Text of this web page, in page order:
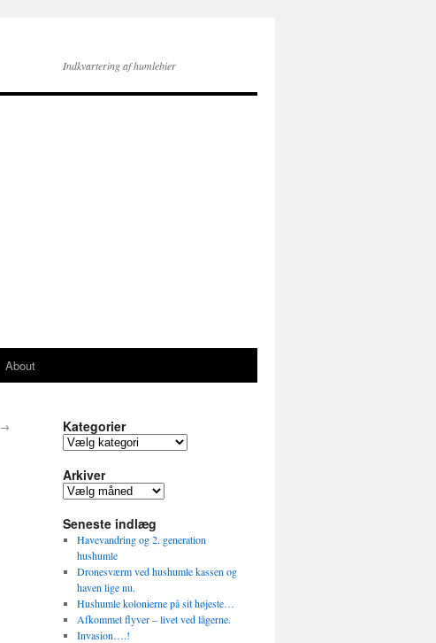
Indkvartering af humlebier
About
→ Kategorier
Kategorier
Arkiver
Arkiver
Seneste indlæg
Havevandring og 2. generation
hushumle
Dronesværm ved hushumle kassen og
haven lige nu.
Hushumle kolonierne på sit højeste…
Afkommet flyver – livet ved lågerne.
Invasion….!